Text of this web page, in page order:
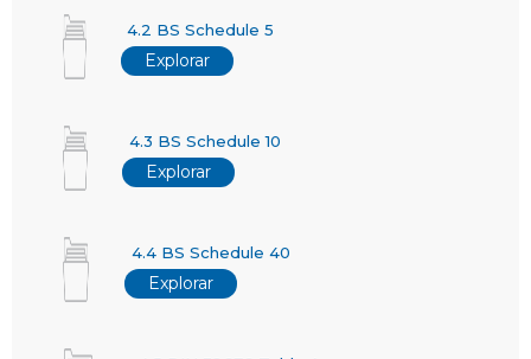
4.2 BS Schedule 5
Explorar
4.3 BS Schedule 10
Explorar
4.4 BS Schedule 40
Explorar